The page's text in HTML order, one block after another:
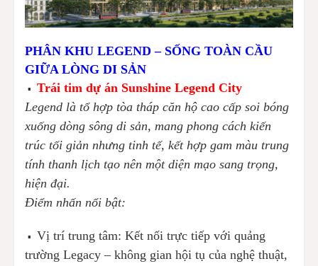
PHÂN KHU LEGEND – SỐNG TOÀN CẦU
GIỮA LÒNG DI SẢN
▪️Trái tim dự án Sunshine Legend City
Legend là tổ hợp tòa tháp căn hộ cao cấp soi bóng
xuống dòng sông di sản, mang phong cách kiến
trúc tối giản nhưng tinh tế, kết hợp gam màu trung
tính thanh lịch tạo nên một diện mạo sang trọng,
hiện đại.
Điểm nhấn nổi bật:
▪️Vị trí trung tâm: Kết nối trực tiếp với quảng
trường Legacy – không gian hội tụ của nghệ thuật,